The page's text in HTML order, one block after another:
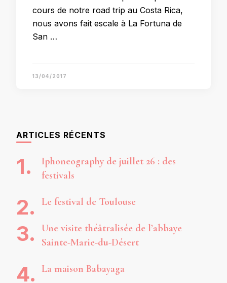
cours de notre road trip au Costa Rica,
nous avons fait escale à La Fortuna de
San …
13/04/2017
ARTICLES RÉCENTS
Iphoneography de juillet 26 : des
festivals
Le festival de Toulouse
Une visite théâtralisée de l’abbaye
Sainte-Marie-du-Désert
La maison Babayaga